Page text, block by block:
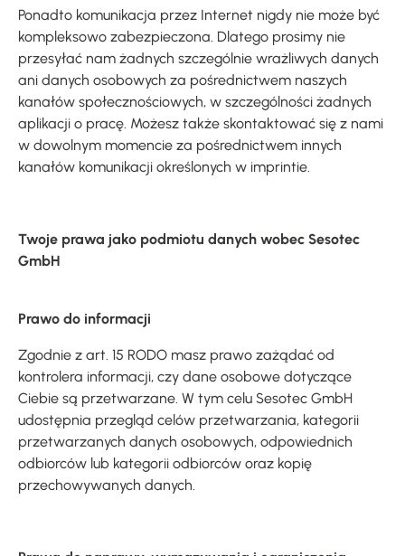
Ponadto komunikacja przez Internet nigdy nie może być
kompleksowo zabezpieczona. Dlatego prosimy nie
przesyłać nam żadnych szczególnie wrażliwych danych
ani danych osobowych za pośrednictwem naszych
kanałów społecznościowych, w szczególności żadnych
aplikacji o pracę. Możesz także skontaktować się z nami
w dowolnym momencie za pośrednictwem innych
kanałów komunikacji określonych w imprintie.
Twoje prawa jako podmiotu danych wobec Sesotec
GmbH
Prawo do informacji
Zgodnie z art. 15 RODO masz prawo zażądać od
kontrolera informacji, czy dane osobowe dotyczące
Ciebie są przetwarzane. W tym celu Sesotec GmbH
udostępnia przegląd celów przetwarzania, kategorii
przetwarzanych danych osobowych, odpowiednich
odbiorców lub kategorii odbiorców oraz kopię
przechowywanych danych.